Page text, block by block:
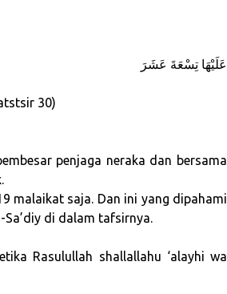
عَلَيْهَا تِسْعَةَ عَشَرَ
30)
penjaga neraka dan bersama
malaikat saja. Dan ini yang dipahami
Sa’diy di dalam tafsirnya.
Rasulullah shallallahu ‘alayhi wa